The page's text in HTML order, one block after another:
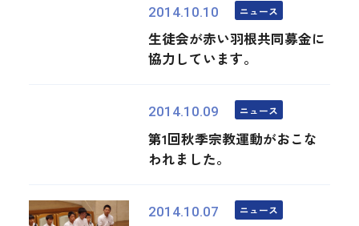
2014.10.10 ニュース
生徒会が赤い羽根共同募金に
協力しています。
2014.10.09 ニュース
第1回秋季宗教運動がおこな
われました。
2014.10.07 ニュース